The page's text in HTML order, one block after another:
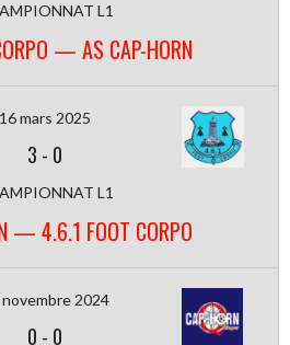
L1
— AS CAP-HORN
16 mars 2025
3 - 0
L1
— 4.6.1 FOOT CORPO
novembre 2024
0 - 0